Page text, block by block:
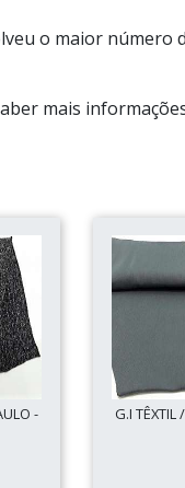
o maior número
mais
-
G.I TÊXTIL